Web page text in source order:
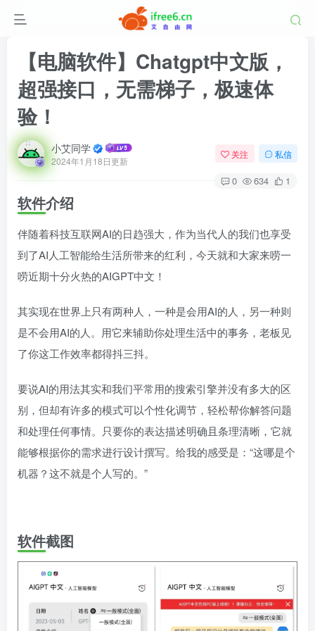
【电脑软件】Chatgpt中文版，
超强接口，无需梯子，极速体
验！
小艾同学
2024年1月18日更新
关注 私信
0 634 1
软件介绍
伴随着科技互联网AI的日趋强大，作为当代人的我们也享受
到了AI人工智能给生活所带来的红利，今天就和大家来唠一
唠近期十分火热的AIGPT中文！
其实现在世界上只有两种人，一种是会用AI的人，另一种则
是不会用AI的人。用它来辅助你处理生活中的事务，老板见
了你这工作效率都得抖三抖。
要说AI的用法其实和我们平常用的搜索引擎并没有多大的区
别，但却有许多的模式可以个性化调节，轻松帮你解答问题
和处理任何事情。只要你的表达描述明确且条理清晰，它就
能够根据你的需求进行设计撰写。给我的感受是：“这哪是个
机器？这不就是个人写的。”
软件截图